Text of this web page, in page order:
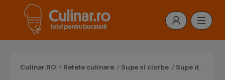
Culinar.RO / Retete culinare / Supe si ciorbe / Supe de legume